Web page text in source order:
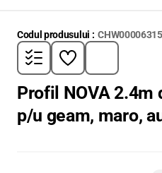
Codul produsului : CHW00006315
Profil NOVA 2.4m
p/u geam, maro,